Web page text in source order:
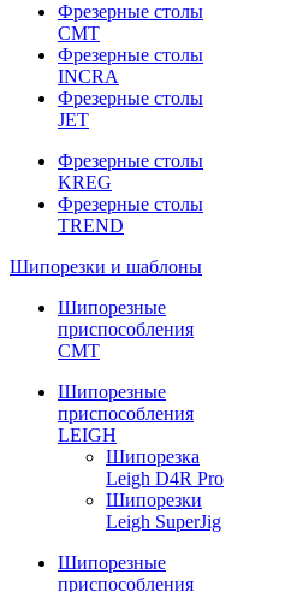
Фрезерные столы
CMT
Фрезерные столы
INCRA
Фрезерные столы
JET
Фрезерные столы
KREG
Фрезерные столы
TREND
Шипорезки и шаблоны
Шипорезные
приспособления
CMT
Шипорезные
приспособления
LEIGH
Шипорезка
Leigh D4R Pro
Шипорезки
Leigh SuperJig
Шипорезные
приспособления